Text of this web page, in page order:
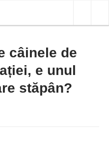
câinele de
e unul
stăpân?